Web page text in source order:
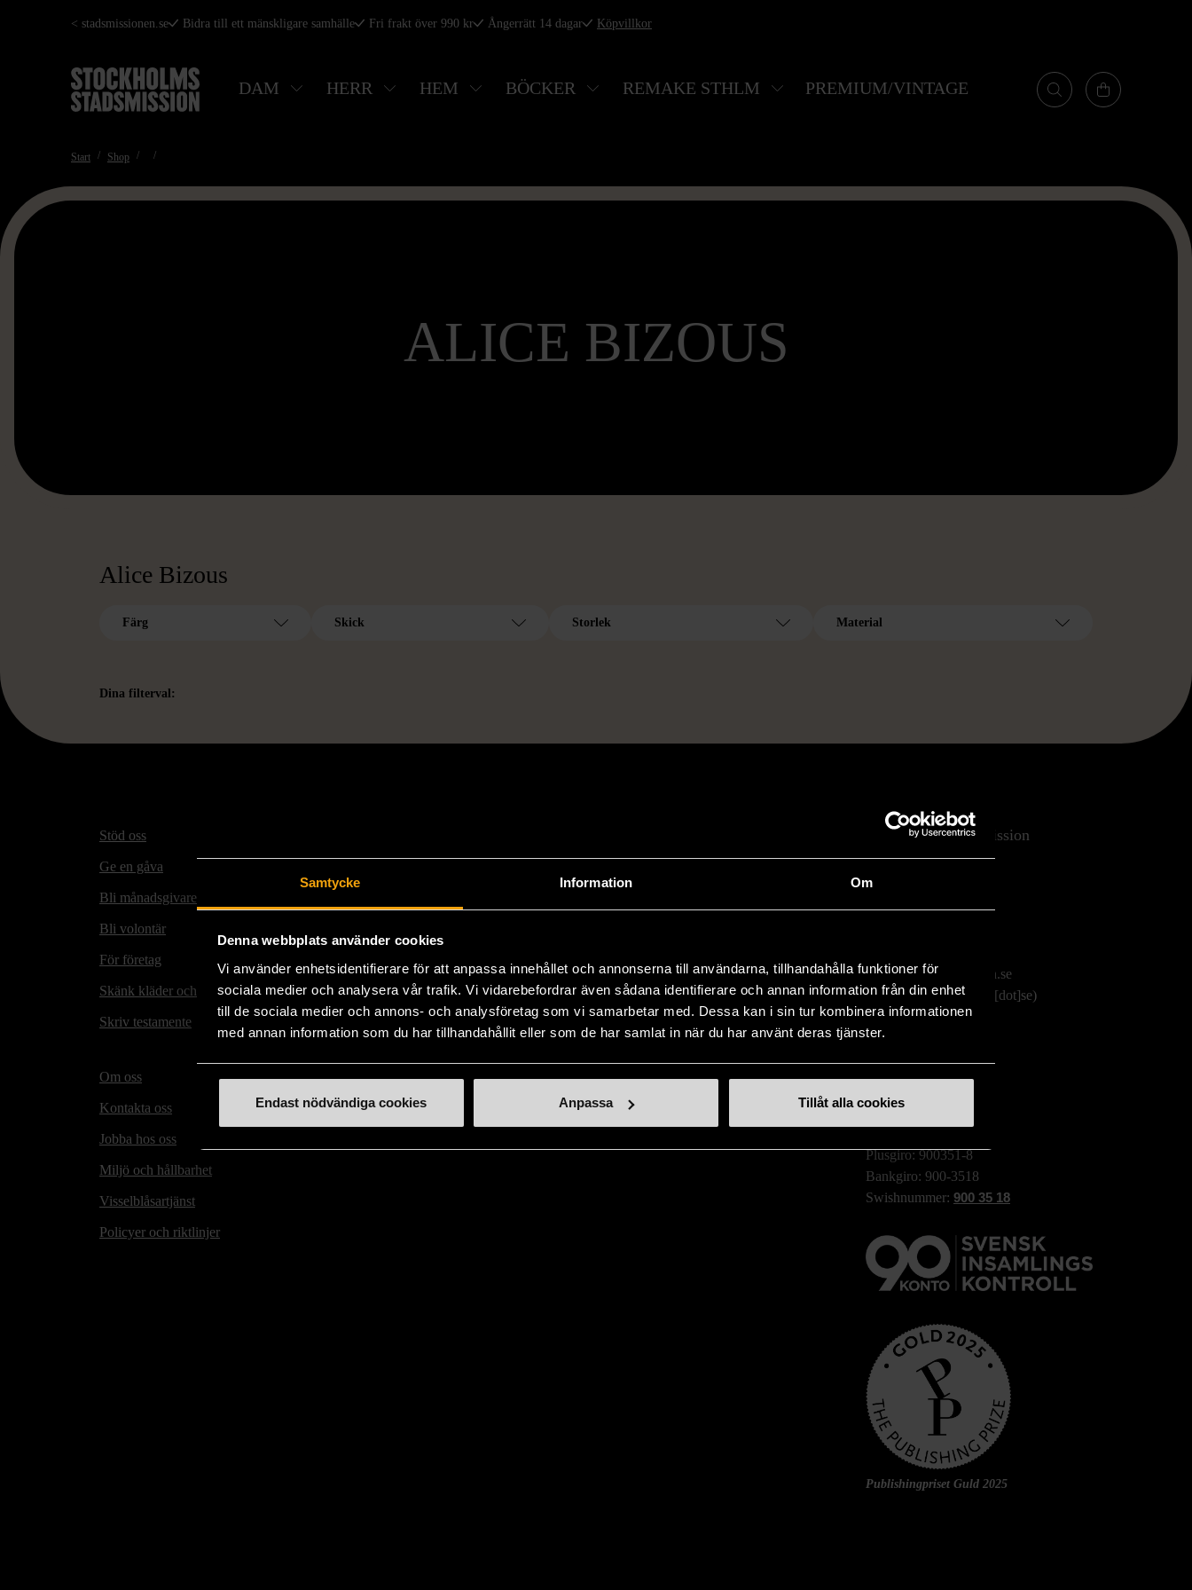
Samtycke Information Om
Denna webbplats använder cookies
Vi använder enhetsidentifierare för att anpassa innehållet och annonserna till användarna, tillhandahålla funktioner för
sociala medier och analysera vår trafik. Vi vidarebefordrar även sådana identifierare och annan information från din enhet
till de sociala medier och annons- och analysföretag som vi samarbetar med. Dessa kan i sin tur kombinera informationen
med annan information som du har tillhandahållit eller som de har samlat in när du har använt deras tjänster.
Endast nödvändiga cookies Anpassa Tillåt alla cookies
Hoppa
huvudinnehåll
< stadsmissionen.se Bidra till ett mänskligare samhälle Fri frakt över 990 kr Ångerrätt 14 dagar Köpvillkor
DAM HERR HEM BÖCKER REMAKE STHLM PREMIUM/VINTAGE
Start Shop
ALICE BIZOUS
Alice Bizous
Färg Skick Storlek Material
Dina filterval:
Stöd oss
Ge en gåva
Bli månadsgivare
Bli volontär
För företag
Skänk kläder och prylar
Skriv testamente
Rusta och matcha
Stockholms Stadsmissions
Remake Sthlm
Om oss
Kontakta oss
Jobba hos oss
Miljö och hållbarhet
Visselblåsartjänst
Policyer och riktlinjer
Aktuellt
Press och opinion
Stockholms Stadsmission
Huvudkontor:
Hesselmans Torg 14
info[at]stadsmissionen.se
(info[at]stadsmissionen[dot]se)
Box 35
Plusgiro: 900351-8
Bankgiro: 900-3518
Swishnummer: 900 35 18
Publishingpriset Guld 2025